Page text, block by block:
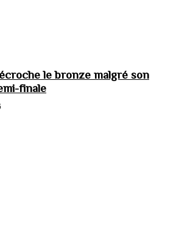
le bronze malgré son
finale